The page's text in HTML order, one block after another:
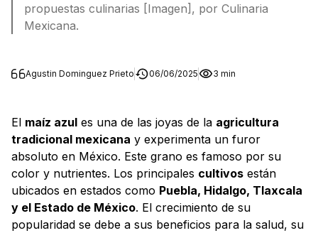
propuestas culinarias [Imagen], por Culinaria
Mexicana.
Agustin Dominguez Prieto 06/06/2025 3 min
El maíz azul es una de las joyas de la agricultura
tradicional mexicana y experimenta un furor
absoluto en México. Este grano es famoso por su
color y nutrientes. Los principales cultivos están
ubicados en estados como Puebla, Hidalgo, Tlaxcala
y el Estado de México. El crecimiento de su
popularidad se debe a sus beneficios para la salud, su